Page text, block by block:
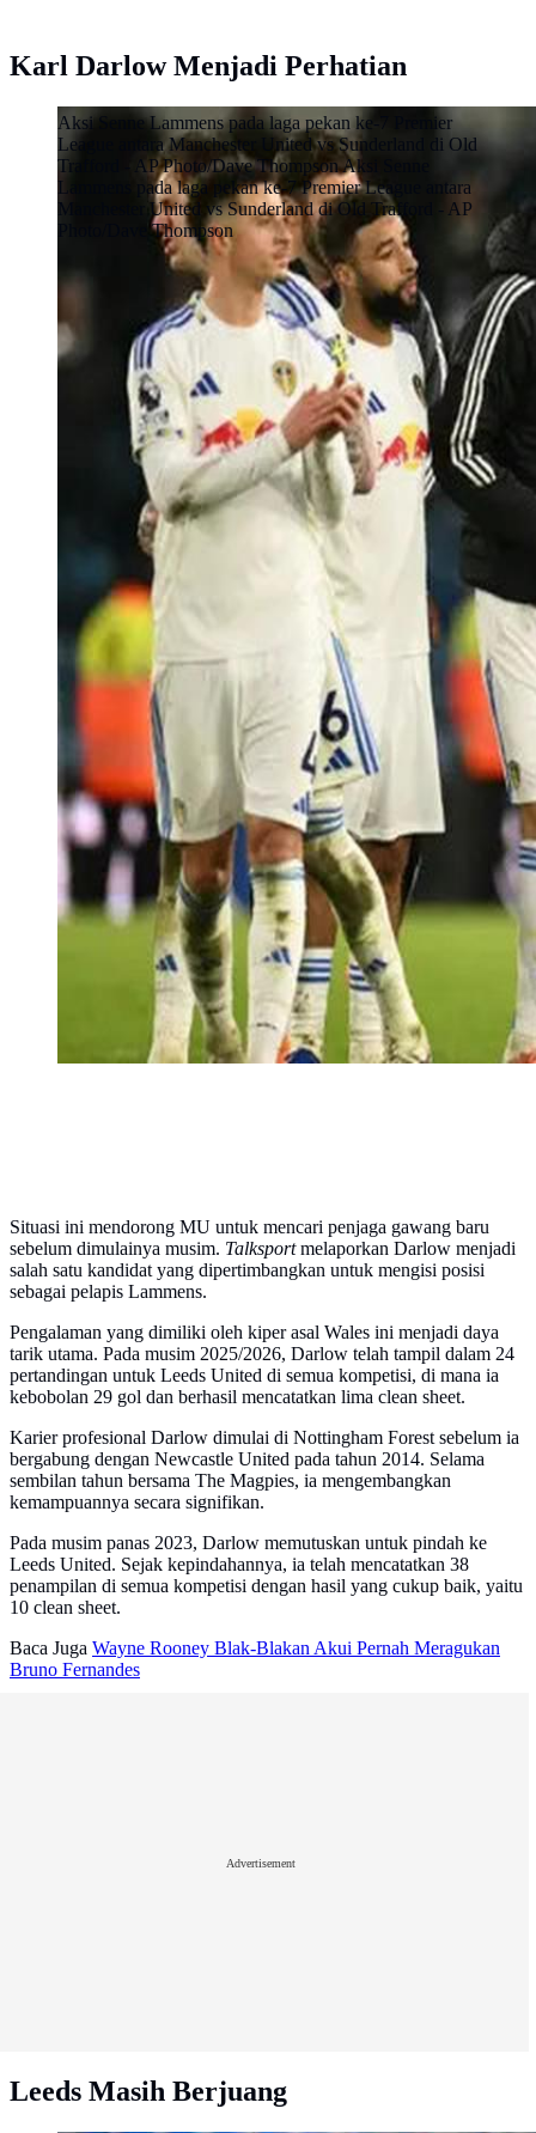
Karl Darlow Menjadi Perhatian
Aksi Senne Lammens pada laga pekan ke-7 Premier
League antara Manchester United vs Sunderland di Old
Trafford - AP Photo/Dave Thompson Aksi Senne
Lammens pada laga pekan ke-7 Premier League antara
Manchester United vs Sunderland di Old Trafford - AP
Photo/Dave Thompson
Situasi ini mendorong MU untuk mencari penjaga gawang baru
sebelum dimulainya musim. Talksportmelaporkan Darlow menjadi
salah satu kandidat yang dipertimbangkan untuk mengisi posisi
sebagai pelapis Lammens.
Pengalaman yang dimiliki oleh kiper asal Wales ini menjadi daya
tarik utama. Pada musim 2025/2026, Darlow telah tampil dalam 24
pertandingan untuk Leeds United di semua kompetisi, di mana ia
kebobolan 29 gol dan berhasil mencatatkan lima clean sheet.
Karier profesional Darlow dimulai di Nottingham Forest sebelum ia
bergabung dengan Newcastle United pada tahun 2014. Selama
sembilan tahun bersama The Magpies, ia mengembangkan
kemampuannya secara signifikan.
Pada musim panas 2023, Darlow memutuskan untuk pindah ke
Leeds United. Sejak kepindahannya, ia telah mencatatkan 38
penampilan di semua kompetisi dengan hasil yang cukup baik, yaitu
10 clean sheet.
Baca Juga Wayne Rooney Blak-Blakan Akui Pernah Meragukan
Bruno Fernandes
Advertisement
Leeds Masih Berjuang